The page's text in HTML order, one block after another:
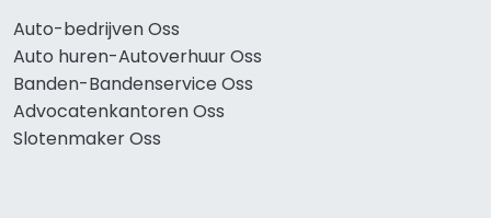
Auto-bedrijven Oss
Auto huren-Autoverhuur Oss
Banden-Bandenservice Oss
Advocatenkantoren Oss
Slotenmaker Oss